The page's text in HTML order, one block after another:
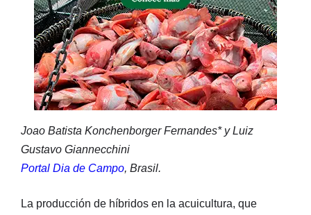
Joao Batista Konchenborger Fernandes* y Luiz
Gustavo Giannecchini
Portal Dia de Campo, Brasil.
La producción de híbridos en la acuicultura, que